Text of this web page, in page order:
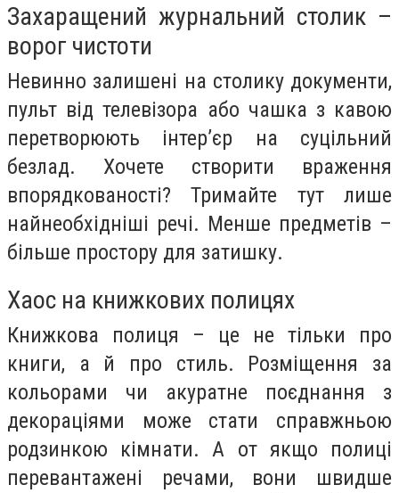
Захаращений журнальний столик –
ворог чистоти
Невинно залишені на столику документи,
пульт від телевізора або чашка з кавою
перетворюють інтер’єр на суцільний
безлад. Хочете створити враження
впорядкованості? Тримайте тут лише
найнеобхідніші речі. Менше предметів –
більше простору для затишку.
Хаос на книжкових полицях
Книжкова полиця – це не тільки про
книги, а й про стиль. Розміщення за
кольорами чи акуратне поєднання з
декораціями може стати справжньою
родзинкою кімнати. А от якщо полиці
перевантажені речами, вони швидше